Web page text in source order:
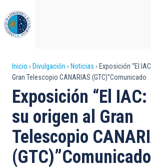
al
contenido
principal
Sobrescribir
enlaces
de
ayuda
a
la
Inicio Divulgación Noticias
Exposición “El
Gran Telescopio CANARIAS (GTC)”Comunicado
Exposición “El
su origen al Gran
Telescopio
(GTC)”Comunicado